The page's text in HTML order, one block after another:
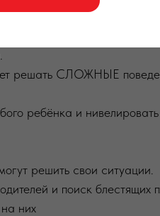
решать СЛОЖНЫЕ
ребёнка и нивелировать
решить свои ситуации.
и поиск блестящих
них